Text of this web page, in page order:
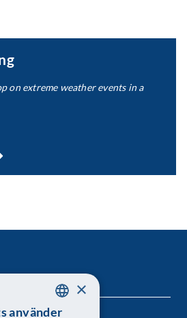
on extreme weather events in a
SWEDISH
×
använder